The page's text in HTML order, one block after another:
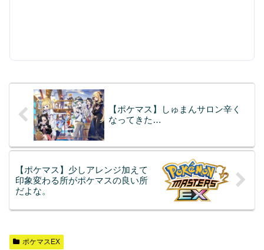
【ポケマス】しゅまんサロン辛く
なってきた…
【ポケマス】少しアレンジ加えて
印象変わる所がポケマスの良い所
だよな。
ポケマスEX